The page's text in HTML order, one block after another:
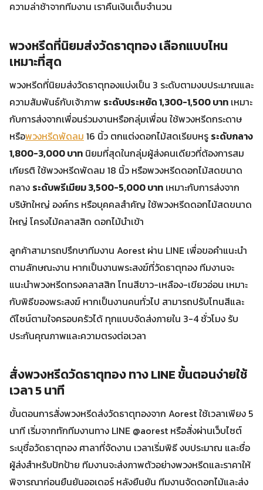
ความล่าช้าจากทีมงาน เราคืนเงินเต็มจำนวน
พวงหรีดที่นิยมส่งวัดธาตุทอง เลือกแบบไหน
เหมาะที่สุด
พวงหรีดที่นิยมส่งวัดธาตุทองแบ่งเป็น 3 ระดับตามงบประมาณและ
ความสัมพันธ์กับเจ้าภาพ ระดับประหยัด 1,300-1,500 บาท เหมาะ
กับการส่งจากเพื่อนร่วมงานหรือกลุ่มเพื่อน ใช้พวงหรีดกระดาษ
หรือพวงหรีดพัดลม 16 นิ้ว ตกแต่งดอกไม้สดเรียบหรู ระดับกลาง
1,800-3,000 บาท นิยมที่สุดในกลุ่มผู้ส่งคนเดียวที่ต้องการสม
เกียรติ ใช้พวงหรีดพัดลม 18 นิ้ว หรือพวงหรีดดอกไม้สดขนาด
กลาง ระดับพรีเมียม 3,500-5,000 บาท เหมาะกับการส่งจาก
บริษัทใหญ่ องค์กร หรือบุคคลสำคัญ ใช้พวงหรีดดอกไม้สดขนาด
ใหญ่ โครงไม้คลาสสิก ดอกไม้นำเข้า
ลูกค้าสามารถปรึกษาทีมงาน Aorest ผ่าน LINE เพื่อขอคำแนะนำ
ตามลักษณะงาน หากเป็นงานพระสงฆ์ที่วัดธาตุทอง ทีมงานจะ
แนะนำพวงหรีดทรงคลาสสิก โทนสีขาว-เหลือง-เขียวอ่อน เหมาะ
กับพิธีของพระสงฆ์ หากเป็นงานคนทั่วไป สามารถปรับโทนสีและ
ดีไซน์ตามใจครอบครัวได้ ทุกแบบจัดส่งภายใน 3-4 ชั่วโมง รับ
ประกันคุณภาพและความตรงต่อเวลา
สั่งพวงหรีดวัดธาตุทอง ทาง LINE ขั้นตอนง่ายใช้
เวลา 5 นาที
ขั้นตอนการสั่งพวงหรีดส่งวัดธาตุทองจาก Aorest ใช้เวลาเพียง 5
นาที เริ่มจากทักทีมงานทาง LINE @aorest หรือสั่งผ่านเว็บไซต์
ระบุชื่อวัดธาตุทอง ศาลาที่จัดงาน เวลาเริ่มพิธี งบประมาณ และชื่อ
ผู้ส่งสำหรับปักป้าย ทีมงานจะส่งภาพตัวอย่างพวงหรีดและราคาให้
พิจารณาก่อนยืนยันออเดอร์ หลังยืนยัน ทีมงานจัดดอกไม้และส่ง